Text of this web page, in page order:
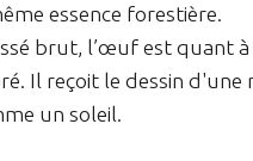
essence forestière.
brut, l’œuf est quant à
Il reçoit le dessin d'une
un soleil.